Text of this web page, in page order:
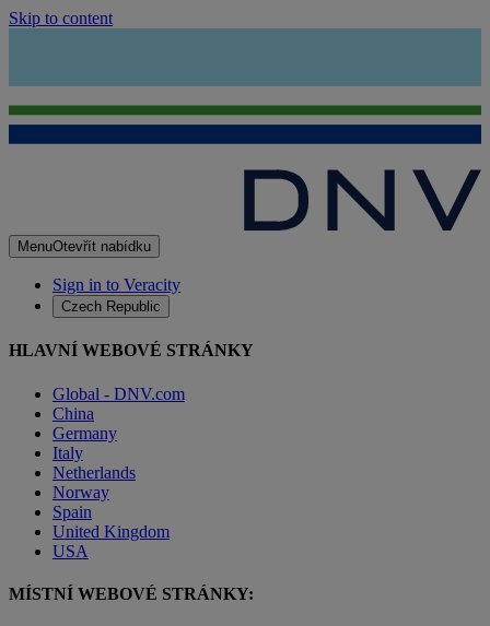
Skip to content
MenuOtevřít nabídku
Sign in to Veracity
Czech Republic
HLAVNÍ WEBOVÉ STRÁNKY
Global - DNV.com
China
Germany
Italy
Netherlands
Norway
Spain
United Kingdom
USA
MÍSTNÍ WEBOVÉ STRÁNKY: